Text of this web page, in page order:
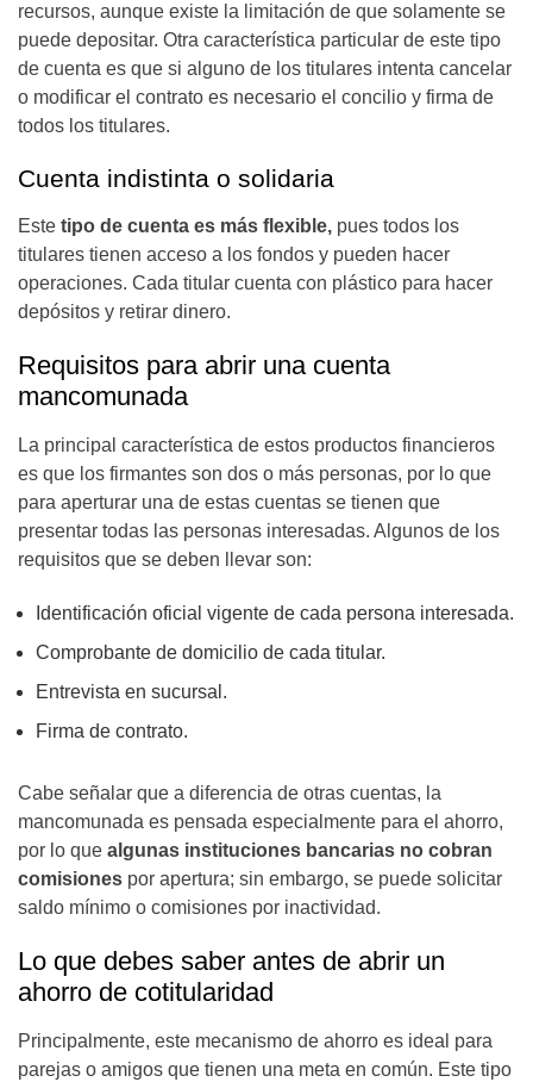
recursos, aunque existe la limitación de que solamente se
puede depositar. Otra característica particular de este tipo
de cuenta es que si alguno de los titulares intenta cancelar
o modificar el contrato es necesario el concilio y firma de
todos los titulares.
Cuenta indistinta o solidaria
Este tipo de cuenta es más flexible, pues todos los
titulares tienen acceso a los fondos y pueden hacer
operaciones. Cada titular cuenta con plástico para hacer
depósitos y retirar dinero.
Requisitos para abrir una cuenta
mancomunada
La principal característica de estos productos financieros
es que los firmantes son dos o más personas, por lo que
para aperturar una de estas cuentas se tienen que
presentar todas las personas interesadas. Algunos de los
requisitos que se deben llevar son:
Identificación oficial vigente de cada persona interesada.
Comprobante de domicilio de cada titular.
Entrevista en sucursal.
Firma de contrato.
Cabe señalar que a diferencia de otras cuentas, la
mancomunada es pensada especialmente para el ahorro,
por lo que algunas instituciones bancarias no cobran
comisiones por apertura; sin embargo, se puede solicitar
saldo mínimo o comisiones por inactividad.
Lo que debes saber antes de abrir un
ahorro de cotitularidad
Principalmente, este mecanismo de ahorro es ideal para
parejas o amigos que tienen una meta en común. Este tipo